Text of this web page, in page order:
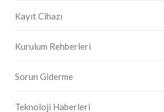
Kayıt Cihazı
Kurulum Rehberleri
Sorun Giderme
Teknoloji Haberleri